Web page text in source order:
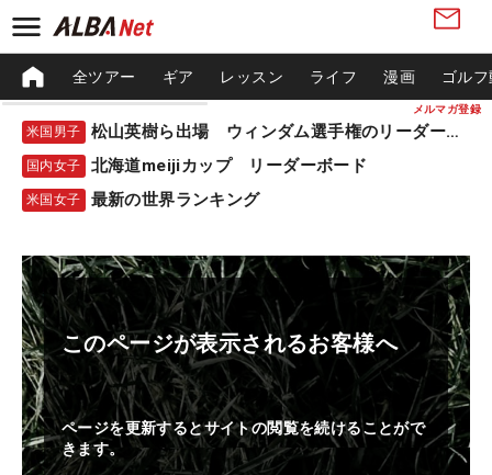
メルマガ登録
全ツアー ギア レッスン ライフ 漫画 ゴル
米国男子 松山英樹ら出場 ウィンダム選手権のリーダーボード
国内女子 北海道meijiカップ リーダーボード
米国女子 最新の世界ランキング
このページが表示されるお客様へ
ページを更新するとサイトの閲覧を続けることがで
きます。